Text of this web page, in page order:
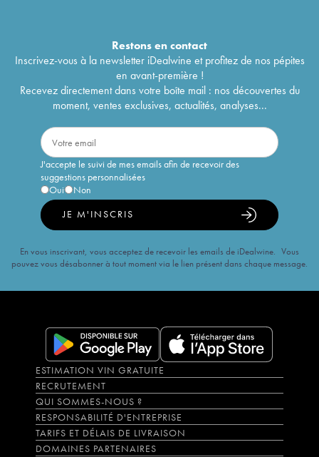
Restons encontact
Inscrivez-vous à la newsletter iDealwine et profitez de nos pépites
en avant-première !
Recevez directement dans votre boîte mail : nos découvertes du
moment, ventes exclusives, actualités, analyses...
J'accepte le suivi de mes emails afin de recevoir des
suggestions personnalisées
Oui
Non
JE M'INSCRIS
En vous inscrivant, vous acceptez de recevoir les emails de iDealwine. Vous
pouvez vous désabonner à tout moment via le lien présent dans chaque message.
ESTIMATION VIN GRATUITE
RECRUTEMENT
QUI SOMMES-NOUS ?
RESPONSABILITÉ D'ENTREPRISE
TARIFS ET DÉLAIS DE LIVRAISON
DOMAINES PARTENAIRES